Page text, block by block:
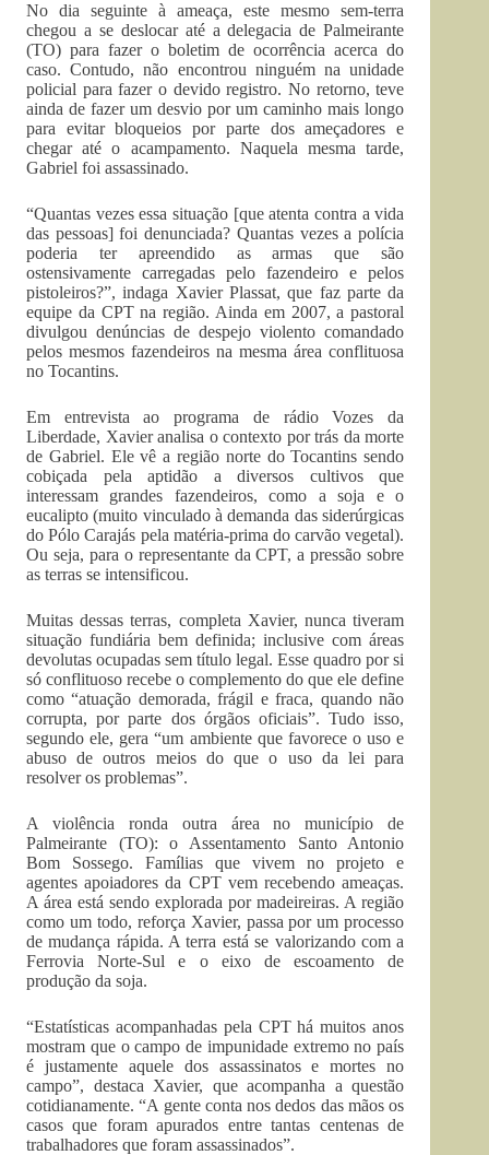
No dia seguinte à ameaça, este mesmo sem-terra
chegou a se deslocar até a delegacia de Palmeirante
(TO) para fazer o boletim de ocorrência acerca do
caso. Contudo, não encontrou ninguém na unidade
policial para fazer o devido registro. No retorno, teve
ainda de fazer um desvio por um caminho mais longo
para evitar bloqueios por parte dos ameçadores e
chegar até o acampamento. Naquela mesma tarde,
Gabriel foi assassinado.
“Quantas vezes essa situação [que atenta contra a vida
das pessoas] foi denunciada? Quantas vezes a polícia
poderia ter apreendido as armas que são
ostensivamente carregadas pelo fazendeiro e pelos
pistoleiros?”, indaga Xavier Plassat, que faz parte da
equipe da CPT na região. Ainda em 2007, a pastoral
divulgou denúncias de despejo violento comandado
pelos mesmos fazendeiros na mesma área conflituosa
no Tocantins.
Em entrevista ao programa de rádio Vozes da
Liberdade, Xavier analisa o contexto por trás da morte
de Gabriel. Ele vê a região norte do Tocantins sendo
cobiçada pela aptidão a diversos cultivos que
interessam grandes fazendeiros, como a soja e o
eucalipto (muito vinculado à demanda das siderúrgicas
do Pólo Carajás pela matéria-prima do carvão vegetal).
Ou seja, para o representante da CPT, a pressão sobre
as terras se intensificou.
Muitas dessas terras, completa Xavier, nunca tiveram
situação fundiária bem definida; inclusive com áreas
devolutas ocupadas sem título legal. Esse quadro por si
só conflituoso recebe o complemento do que ele define
como “atuação demorada, frágil e fraca, quando não
corrupta, por parte dos órgãos oficiais”. Tudo isso,
segundo ele, gera “um ambiente que favorece o uso e
abuso de outros meios do que o uso da lei para
resolver os problemas”.
A violência ronda outra área no município de
Palmeirante (TO): o Assentamento Santo Antonio
Bom Sossego. Famílias que vivem no projeto e
agentes apoiadores da CPT vem recebendo ameaças.
A área está sendo explorada por madeireiras. A região
como um todo, reforça Xavier, passa por um processo
de mudança rápida. A terra está se valorizando com a
Ferrovia Norte-Sul e o eixo de escoamento de
produção da soja.
“Estatísticas acompanhadas pela CPT há muitos anos
mostram que o campo de impunidade extremo no país
é justamente aquele dos assassinatos e mortes no
campo”, destaca Xavier, que acompanha a questão
cotidianamente. “A gente conta nos dedos das mãos os
casos que foram apurados entre tantas centenas de
trabalhadores que foram assassinados”.